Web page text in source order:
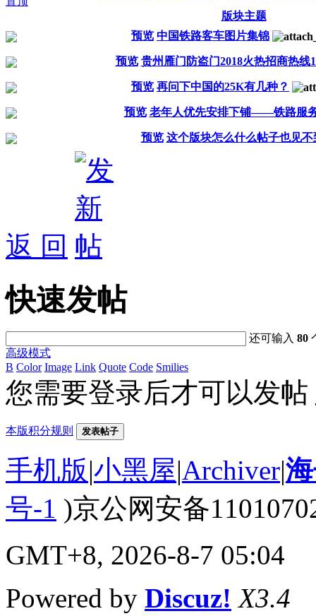
版块主题
预览 中国铁路客车图片集锦
预览 贵州雁门防盗门2018火热招商热线
预览 再问下中国的25K有几种？
预览 老年人优先安排下铺——铁路服
预览 这个版块怎么什么帖子也见不
返 回
快速发帖
还可输入80
高级模式
B Color Image Link Quote Code Smilies
您需要登录后才可以发帖
本版积分规则 发表帖子
手机版|小黑屋|Archiver|
号-1 )京公网安备
GMT+8, 2026-8-7 05:04
Powered by Discuz! X3.4